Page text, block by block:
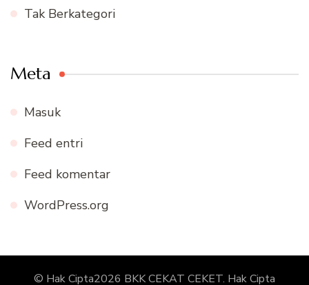
Tak Berkategori
Meta
Masuk
Feed entri
Feed komentar
WordPress.org
© Hak Cipta2026 BKK CEKAT CEKET. Hak Cipta